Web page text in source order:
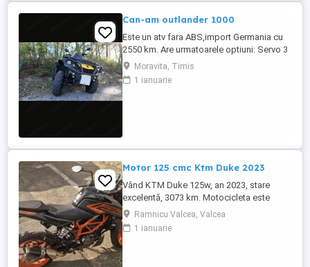
Can-am outlander 1000
Este un atv fara ABS,import Germania cu
2550 km. Are urmatoarele optiuni: Servo 3
nivele Suspensie FOX cu rebound Bullbar
fata Bullbar spate Handguardurile Can am
Jante beadlock
Moravita, Timis
1 ianuarie
Motor 125 cmc Ktm Duke 2023
Vând KTM Duke 125w, an 2023, stare
excelentă, 3073 km. Motocicleta este
ideală pentru începători sau pentru oraș.
Fără daune, lovituri!
Ramnicu Valcea, Valcea
1 ianuarie